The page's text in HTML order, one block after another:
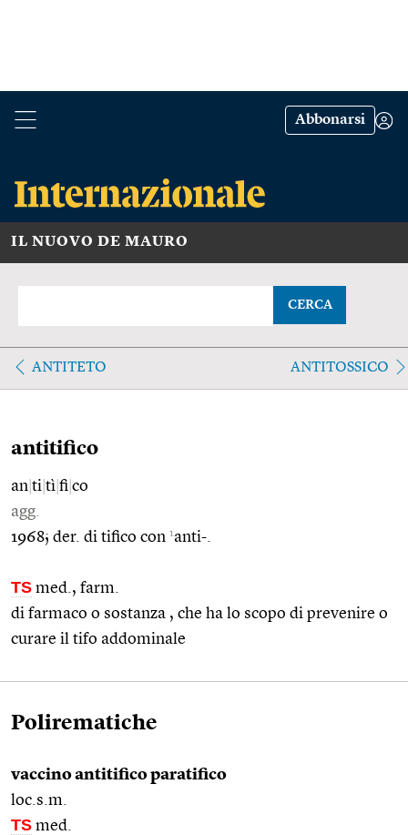
Abbonarsi
IL NUOVO DE MAURO
CERCA
ANTITETO ANTITOSSICO
antitifico
an ti tì fi co
agg.
1968; der. di tifico con 1anti-.
TS med., farm.
di farmaco o sostanza , che ha lo scopo di prevenire o
curare il tifo addominale
Polirematiche
vaccino antitifico paratifico
loc.s.m.
TS med.